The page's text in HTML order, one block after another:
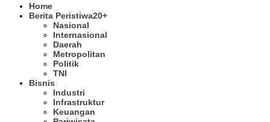
Home
Berita Peristiwa20+
Nasional
Internasional
Daerah
Metropolitan
Politik
TNI
Bisnis
Industri
Infrastruktur
Keuangan